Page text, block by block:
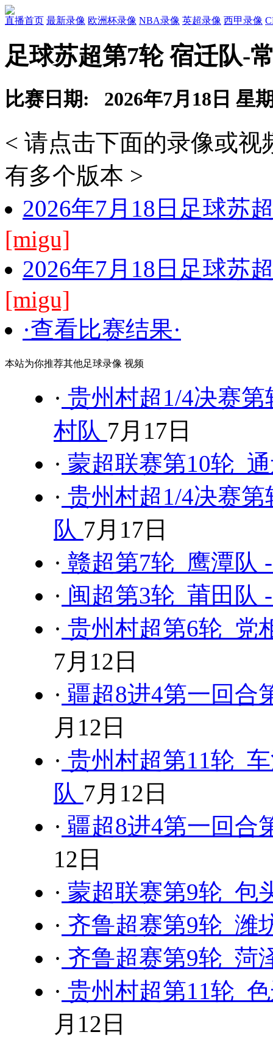
直播首页 最新录像 欧洲杯录像 NBA录像 英超录像 西甲录像
足球苏超第7轮 宿迁队-
比赛日期: 2026年7月18日 星
< 请点击下面的录像或
有多个版本 >
2026年7月18日足球苏
[migu]
2026年7月18日足球苏
[migu]
·查看比赛结果·
本站为你推荐其他足球录像 视频
· 贵州村超1/4决赛
村队 7月17日
· 蒙超联赛第10轮
· 贵州村超1/4决赛
队 7月17日
· 赣超第7轮 鹰潭队
· 闽超第3轮 莆田队
· 贵州村超第6轮 党
7月12日
· 疆超8进4第一回
月12日
· 贵州村超第11轮
队 7月12日
· 疆超8进4第一回
12日
· 蒙超联赛第9轮 包
· 齐鲁超赛第9轮 潍
· 齐鲁超赛第9轮 菏
· 贵州村超第11轮
月12日